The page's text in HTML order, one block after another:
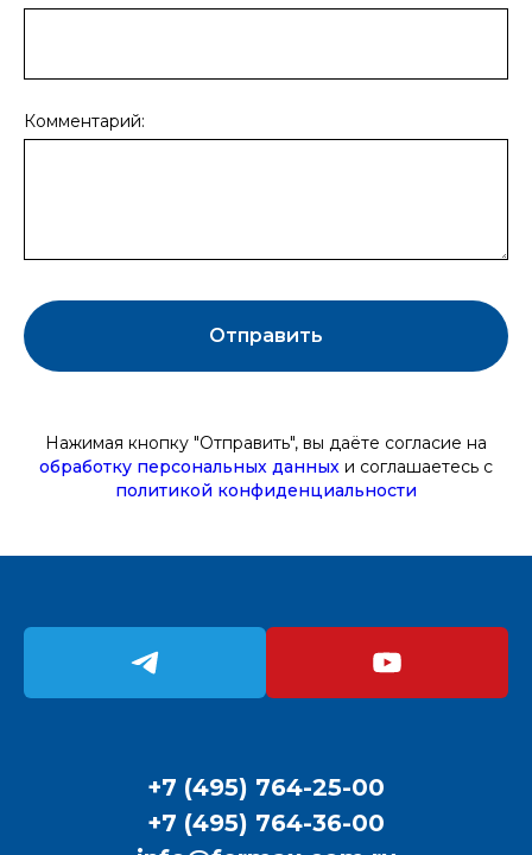
Комментарий:
Отправить
Нажимая кнопку "Отправить", вы даёте согласие на
обработку персональных данных и соглашаетесь c
политикой конфиденциальности
+7 (495) 764-25-00
+7 (495) 764-36-00